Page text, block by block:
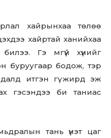
miss
the loop.
SUBSCRIBE
хайрынхаа төлөө
хайртай ханийхаа
Гэ мгүй хүнийг
буруугаар бодож, тэр
далд итгэн гү жирд эж
гэсэндээ би таниас
тань үнэт цаг